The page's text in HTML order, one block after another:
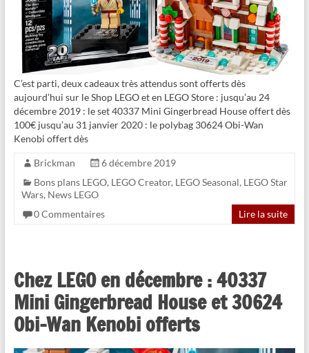
C’est parti, deux cadeaux très attendus sont offerts dès
aujourd’hui sur le Shop LEGO et en LEGO Store : jusqu’au 24
décembre 2019 : le set 40337 Mini Gingerbread House offert dès
100€ jusqu’au 31 janvier 2020 : le polybag 30624 Obi-Wan
Kenobi offert dès
Brickman
6 décembre 2019
Bons plans LEGO, LEGO Creator, LEGO Seasonal, LEGO Star
Wars, News LEGO
0 Commentaires
Lire la suite
Chez LEGO en décembre : 40337
Mini Gingerbread House et 30624
Obi-Wan Kenobi offerts